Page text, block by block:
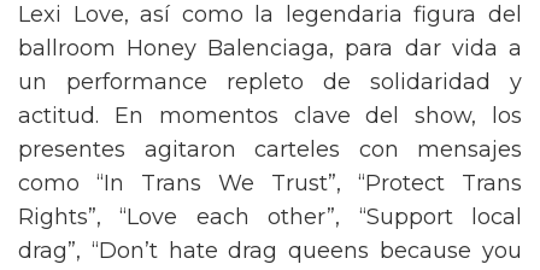
Lexi Love, así como la legendaria figura del
ballroom Honey Balenciaga, para dar vida a
un performance repleto de solidaridad y
actitud. En momentos clave del show, los
presentes agitaron carteles con mensajes
como “In Trans We Trust”, “Protect Trans
Rights”, “Love each other”, “Support local
drag”, “Don’t hate drag queens because you